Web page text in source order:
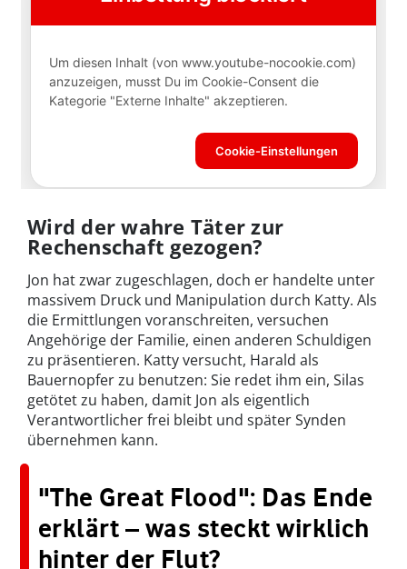
Wird der wahre Täter zur
Rechenschaft gezogen?
Jon hat zwar zugeschlagen, doch er handelte unter
massivem Druck und Manipulation durch Katty. Als
die Ermittlungen voranschreiten, versuchen
Angehörige der Familie, einen anderen Schuldigen
zu präsentieren. Katty versucht, Harald als
Bauernopfer zu benutzen: Sie redet ihm ein, Silas
getötet zu haben, damit Jon als eigentlich
Verantwortlicher frei bleibt und später Synden
übernehmen kann.
"The Great Flood": Das Ende
erklärt – was steckt wirklich
hinter der Flut?